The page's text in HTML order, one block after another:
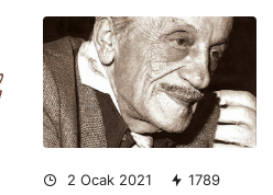
2 Ocak 2021 1789